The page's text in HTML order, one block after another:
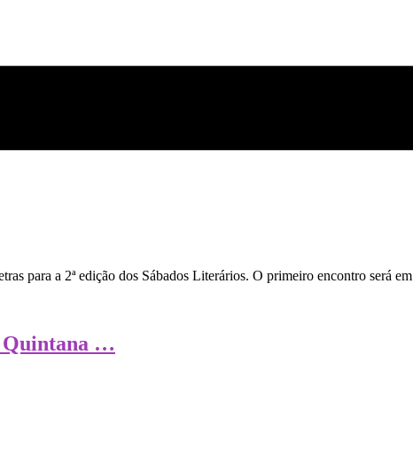
para a 2ª edição dos Sábados Literários. O primeiro encontro será
Quintana …